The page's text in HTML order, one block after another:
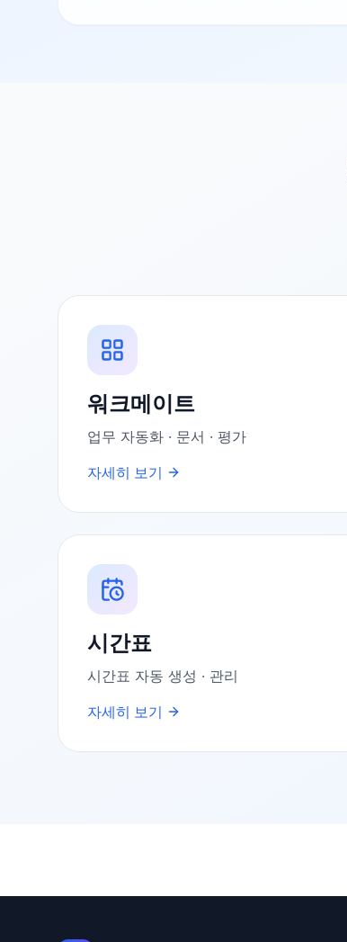
워크메이트
업무 자동화 · 문서 · 평가
자세히 보기
시간표
시간표 자동 생성 · 관리
자세히 보기